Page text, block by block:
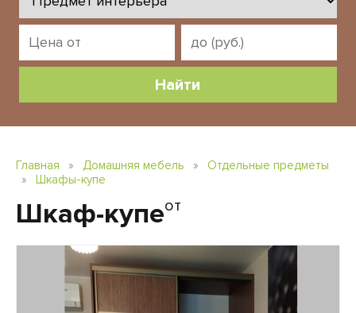
Главная » Домашняя мебель »
Отдельные предметы
»
Шкафы-купе
Шкаф-купеот